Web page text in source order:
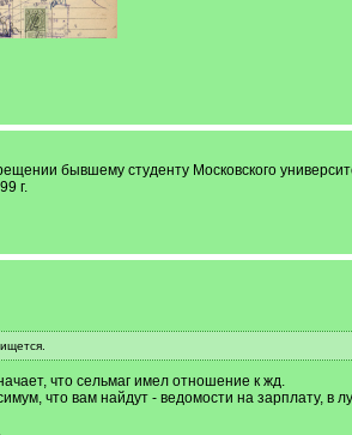
бывшему студенту Московского
г.
что сельмаг имел отношение к жд.
что вам найдут - ведомости на зарплату, в